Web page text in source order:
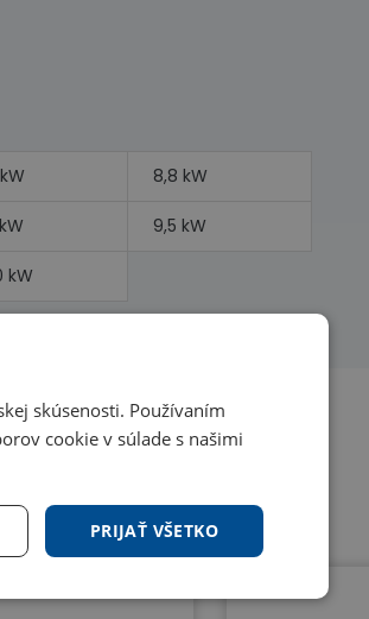
8,8 kW
9,5 kW
kW
skúsenosti. Používaním
cookie v súlade s našimi
PRIJAŤ VŠETKO